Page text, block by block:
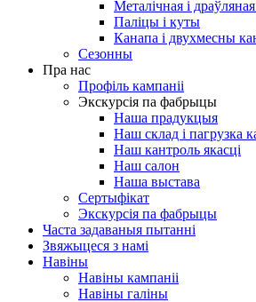
Металічная і
Паліцы і куты
Канапа і двухмесны
Сезонны
Пра нас
Профіль кампаніі
Экскурсія па фабрыцы
Наша прадукцыя
Наш склад і пагрузка
Наш кантроль якасці
Наш салон
Наша выстава
Сертыфікат
Экскурсія па фабрыцы
Часта задаваныя пытанні
Звяжыцеся з намі
Навіны
Навіны кампаніі
Навіны галіны